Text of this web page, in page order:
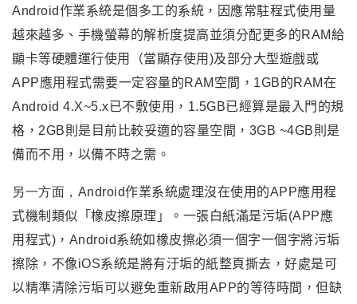
Android作業系統是個多工的系統 ，因應常駐程式使用量
越來越多 、手機螢幕的解析度提高並須分配更多的RAM給
顯卡等硬體運行使用（當顯存使用)及部分大型遊戲或
APP應用程式需要一定容量的RAM空間 ，1GB的RAM在
Android 4.X~5.x已不敷使用 ，1.5GB已經算是最入門的規
格 ，2GB則是目前比較妥適的容量空間 ， 3GB ~4GB則是
備而不用 ，以備不時之需 。
另一方面 ， Android作業系統處理沒在使用的APP應用程
式機制類似「橡皮擦原理」。一張白紙滿是污垢(APP應
用程式)，Android系統如橡皮擦必須一個字一個字將污垢
擦除，不像iOS系統是將有汙垢的紙整頁撕去，好處是可
以精準清除污垢可以避免重新啟用APP的等待時間，但缺